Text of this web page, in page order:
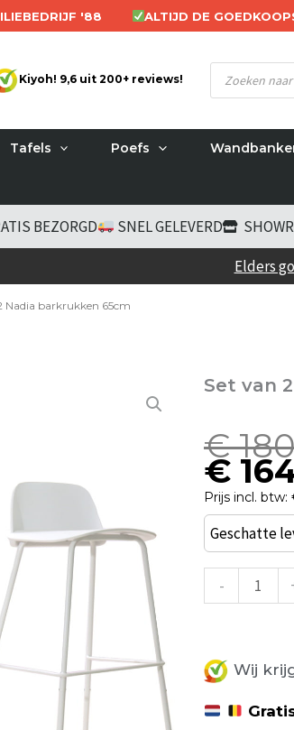
'88 ALTIJD DE
Kiyoh! 9,6 uit 200+ reviews!
Producten
zoeken
Tafels Poefs
BEZORGD SNEL GELEVERD
Elders
Nadia barkrukken 65cm
Set van
€
prijs
was:
€
€
Prijs incl. btw:
Geschatte
-
Set
van
Nadia
65cm
wit
aantal
Wij